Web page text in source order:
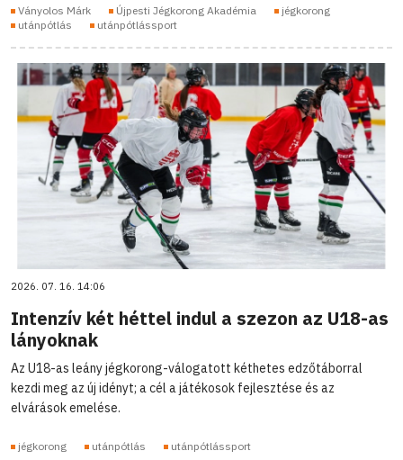
Ványolos Márk Újpesti Jégkorong Akadémia
jégkorong
utánpótlás
utánpótlássport
2026. 07. 16. 14:06
Intenzív két héttel indul a szezon az U18-as
lányoknak
Az U18-as leány jégkorong-válogatott kéthetes edzőtáborral
kezdi meg az új idényt; a cél a játékosok fejlesztése és az
elvárások emelése.
jégkorong utánpótlás utánpótlássport